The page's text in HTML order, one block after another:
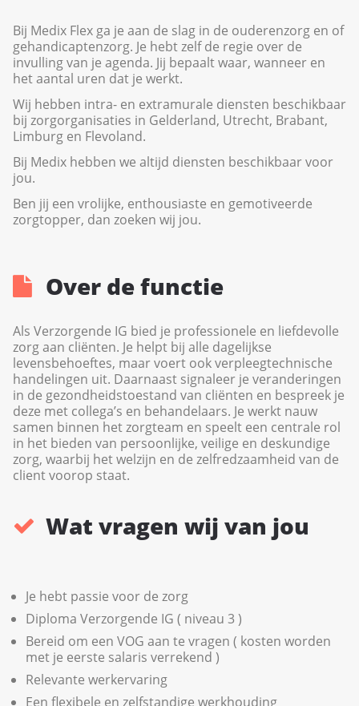
Bij Medix Flex ga je aan de slag in de ouderenzorg en of
gehandicaptenzorg. Je hebt zelf de regie over de
invulling van je agenda. Jij bepaalt waar, wanneer en
het aantal uren dat je werkt.
Wij hebben intra- en extramurale diensten beschikbaar
bij zorgorganisaties in Gelderland, Utrecht, Brabant,
Limburg en Flevoland.
Bij Medix hebben we altijd diensten beschikbaar voor
jou.
Ben jij een vrolijke, enthousiaste en gemotiveerde
zorgtopper, dan zoeken wij jou.
Over de functie
Als Verzorgende IG bied je professionele en liefdevolle
zorg aan cliënten. Je helpt bij alle dagelijkse
levensbehoeftes, maar voert ook verpleegtechnische
handelingen uit. Daarnaast signaleer je veranderingen
in de gezondheidstoestand van cliënten en bespreek je
deze met collega’s en behandelaars. Je werkt nauw
samen binnen het zorgteam en speelt een centrale rol
in het bieden van persoonlijke, veilige en deskundige
zorg, waarbij het welzijn en de zelfredzaamheid van de
client voorop staat.
Wat vragen wij van jou
Je hebt passie voor de zorg
Diploma Verzorgende IG ( niveau 3 )
Bereid om een VOG aan te vragen ( kosten worden
met je eerste salaris verrekend )
Relevante werkervaring
Een flexibele en zelfstandige werkhouding